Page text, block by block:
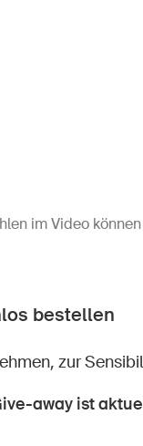
im Video
bestellen
zur
away ist